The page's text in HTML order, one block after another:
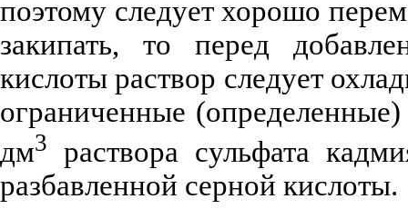
поэтому следует хорошо
закипать, то перед
кислоты раствор следует
ограниченные
дм3
раствора сульфата
разбавленной серной кислоты.